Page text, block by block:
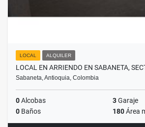
LOCAL ALQUILER
LOCAL EN ARRIENDO EN SABANETA,
Sabaneta, Antioquia, Colombia
0Alcobas 3Garaje
0 Baños 180Área